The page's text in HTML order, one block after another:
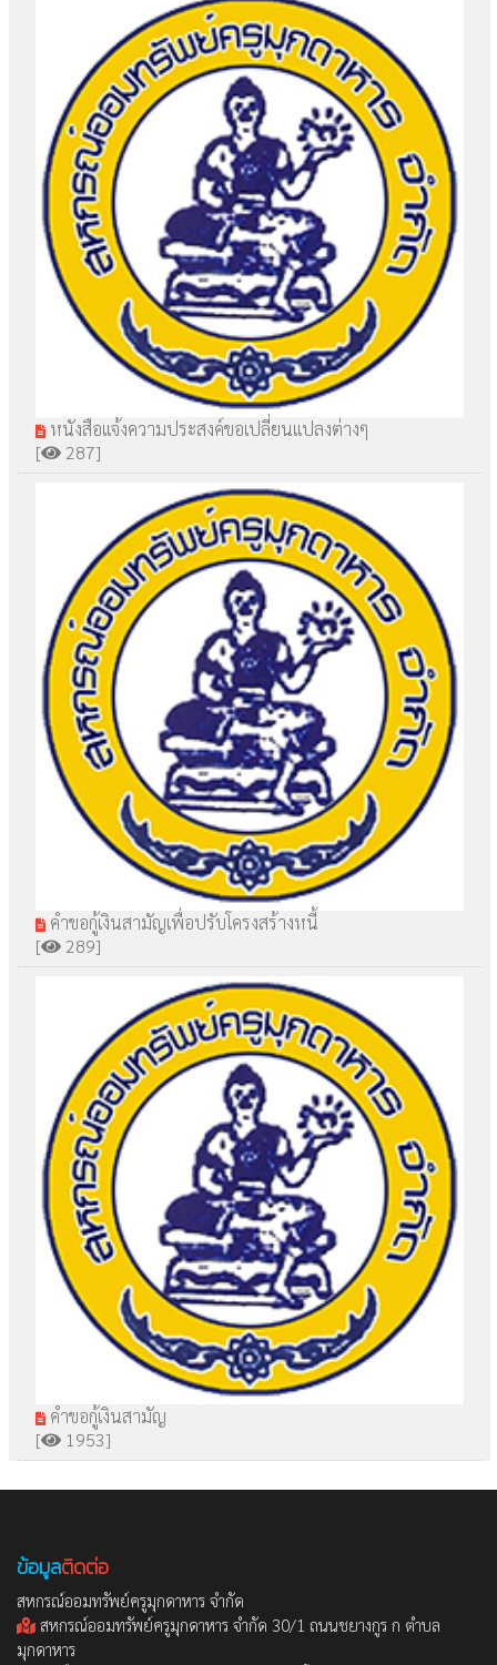
หนังสือแจ้งความประสงค์ขอเปลี่ยนแปลงต่างๆ
[
287]
คำขอกู้เงินสามัญเพื่อปรับโครงสร้างหนี้
[
289]
คำขอกู้เงินสามัญ
[
1953]
ข้อมูลติดต่อ
สหกรณ์ออมทรัพย์ครูมุกดาหาร จำกัด
สหกรณ์ออมทรัพย์ครูมุกดาหาร จำกัด 30/1 ถนนชยางกูร ก ตำบล
มุกดาหาร